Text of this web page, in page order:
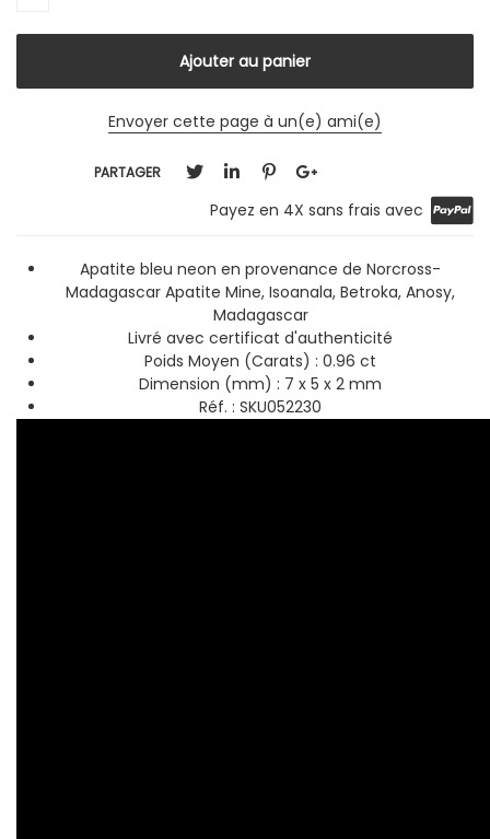
Envoyer cette page à un(e) ami(e)
PARTAGER
Payez en 4X sans frais avec
Apatite bleu neon en provenance de Norcross-
Madagascar Apatite Mine, Isoanala, Betroka, Anosy,
Madagascar
Livré avec certificat d'authenticité
Poids Moyen (Carats) : 0.96 ct
Dimension (mm) : 7 x 5 x 2 mm
Réf. : SKU052230